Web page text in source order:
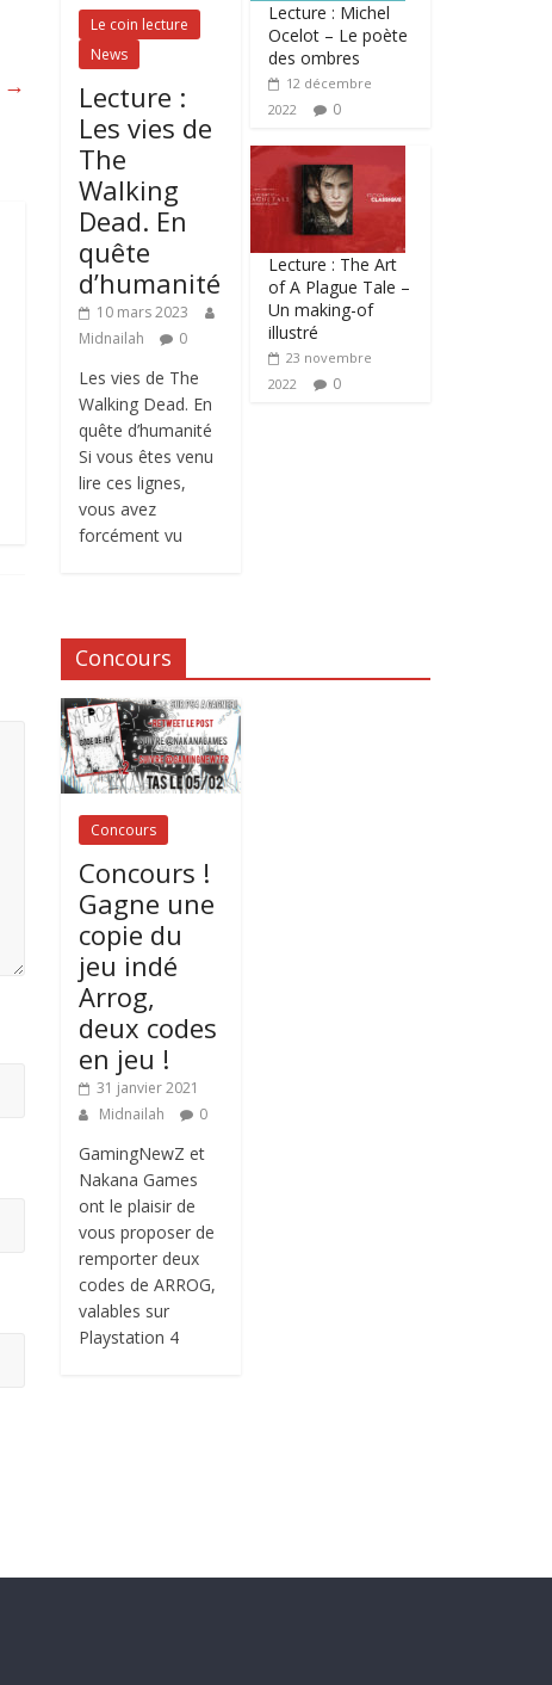
→
Le coin lecture
News
Lecture :
Les vies de
The
Walking
Dead. En
quête
d’humanité
10 mars 2023
Midnailah
0
Les vies de The
Walking Dead. En
quête d’humanité
Si vous êtes venu
lire ces lignes,
vous avez
forcément vu
Lecture : Michel
Ocelot – Le poète
des ombres
12 décembre
2022
0
Lecture : The Art
of A Plague Tale –
Un making-of
illustré
23 novembre
2022
0
Concours
Concours
Concours !
Gagne une
copie du
jeu indé
Arrog,
deux codes
en jeu !
31 janvier 2021
Midnailah
0
GamingNewZ et
Nakana Games
ont le plaisir de
vous proposer de
remporter deux
codes de ARROG,
valables sur
Playstation 4